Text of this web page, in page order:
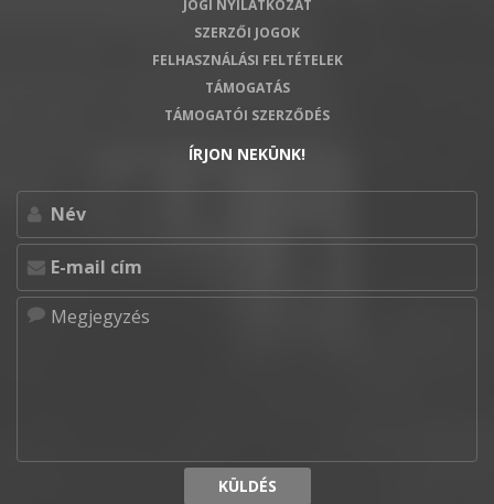
JOGI NYILATKOZAT
SZERZŐI JOGOK
FELHASZNÁLÁSI FELTÉTELEK
TÁMOGATÁS
TÁMOGATÓI SZERZŐDÉS
ÍRJON NEKÜNK!
KÜLDÉS